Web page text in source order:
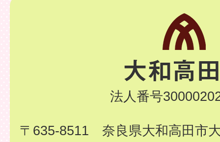
法人番号
〒635-8511 奈良県大和高田市